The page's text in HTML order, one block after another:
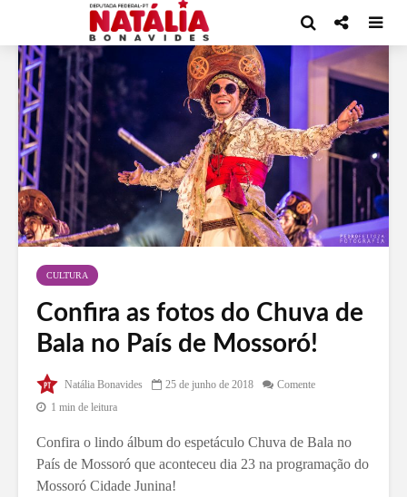
CULTURA
Confira as fotos do Chuva de
Bala no País de Mossoró!
Natália Bonavides 25 de junho de 2018
Comente
1 min de leitura
Confira o lindo álbum do espetáculo Chuva de Bala no
País de Mossoró que aconteceu dia 23 na programação do
Mossoró Cidade Junina!